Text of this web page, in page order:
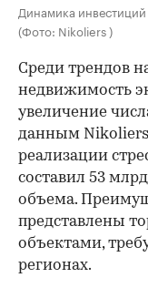
Динамика
(Фото: Nikoliers )
Среди трендов
недвижимость
увеличение
данным
реализации
составил 53
объема.
представлены
объектами,
регионах.